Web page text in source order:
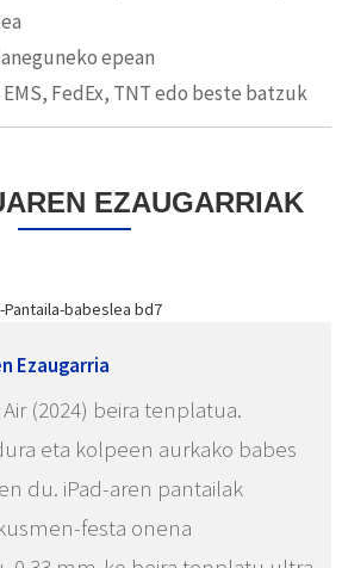
epean
FedEx, TNT edo beste batzuk
EZAUGARRIAK
Ezaugarria
(2024) beira tenplatua.
eta kolpeen aurkako babes
du. iPad-aren pantailak
festa onena